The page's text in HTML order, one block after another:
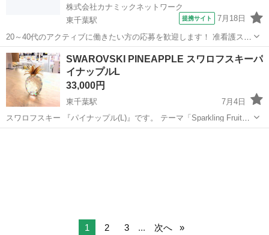
株式会社カナミックネットワーク
東千葉駅
提携サイト 7月18日
20～40代のアクティブに働きたい方の応募を歓迎します！ 准看護スタ
ッフ/無理なく働く サ高住 KN5 *平日のみ/週2～/施設未経験の方に優し
い職場です!* 夜勤なし、残業なし!仕事もプライベートも充実させたい
方にぴっ...
千葉 東千葉駅
SWAROVSKI PINEAPPLE スワロフスキーパ
イナップルL
33,000円
東千葉駅
7月4日
スワロフスキー 『パイナップル(L)』です。 テーマ「Sparkling Fruit」
の1つ。 甘い香りが漂ってきそうな大きめサイズのパイナップルで、
1 2 3 ... 次へ